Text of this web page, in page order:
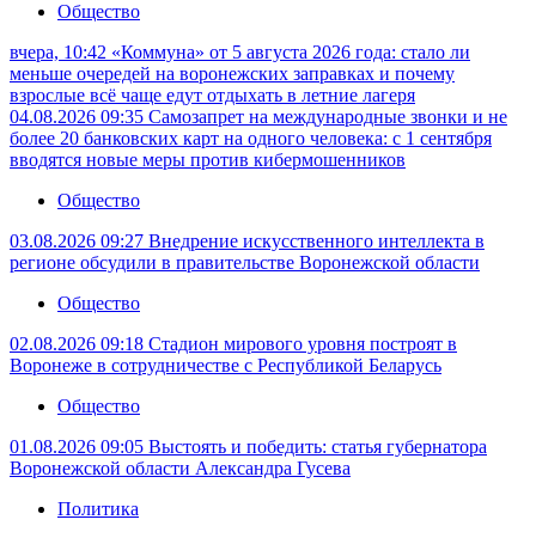
Общество
вчера, 10:42 «Коммуна» от 5 августа 2026 года: стало ли
меньше очередей на воронежских заправках и почему
взрослые всё чаще едут отдыхать в летние лагеря
04.08.2026 09:35 Самозапрет на международные звонки и не
более 20 банковских карт на одного человека: с 1 сентября
вводятся новые меры против кибермошенников
Общество
03.08.2026 09:27 Внедрение искусственного интеллекта в
регионе обсудили в правительстве Воронежской области
Общество
02.08.2026 09:18 Стадион мирового уровня построят в
Воронеже в сотрудничестве с Республикой Беларусь
Общество
01.08.2026 09:05 Выстоять и победить: статья губернатора
Воронежской области Александра Гусева
Политика